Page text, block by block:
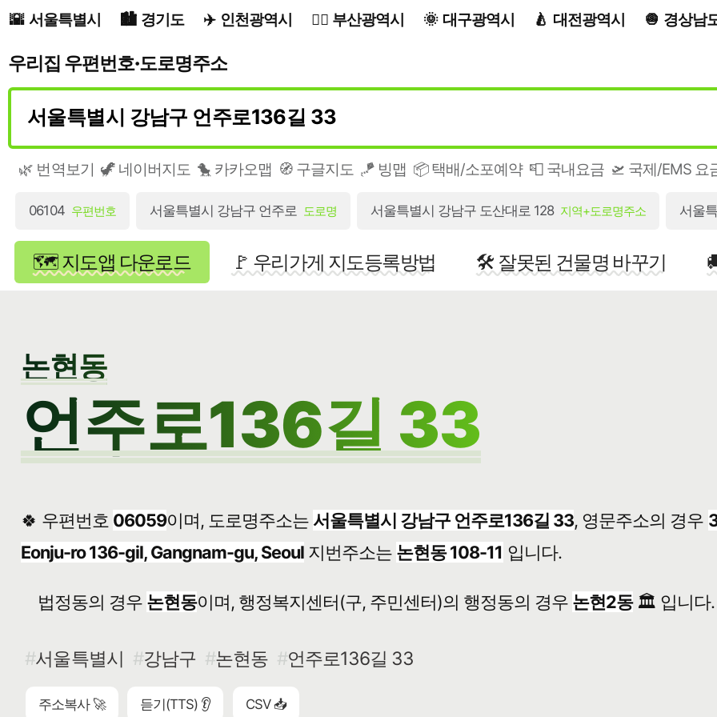
서울특별시 경기도 인천광역시 부산광역시 대구광역시 대전광역시 경상남
우리집 우편번호·도로명주소
🌿 번역보기 🦖 네이버지도 🐤 카카오맵 🧭 구글지도 🪁 빙맵 📦 택배/소포예약 📮 국내요금 🛫 국제/EMS 요
06104 우편번호 서울특별시 강남구 언주로 도로명 서울특별시 강남구 도산대로 128 지역+도로명주소 서울
🗺️ 지도앱 다운로드 🚩 우리가게 지도등록방법 🛠️ 잘못된 건물명 바꾸기
논현동
언주로136길 33
🍀 우편번호 06059이며, 도로명주소는 서울특별시 강남구 언주로136길 33, 영문주소의 경우
Eonju-ro 136-gil, Gangnam-gu, Seoul 지번주소는 논현동 108-11 입니다.
법정동의 경우 논현동이며, 행정복지센터(구, 주민센터)의 행정동의 경우 논현2동🏛️ 입니다.
서울특별시 강남구 논현동 언주로136길 33
주소복사 🚀 듣기(TTS) 👂 CSV 📥